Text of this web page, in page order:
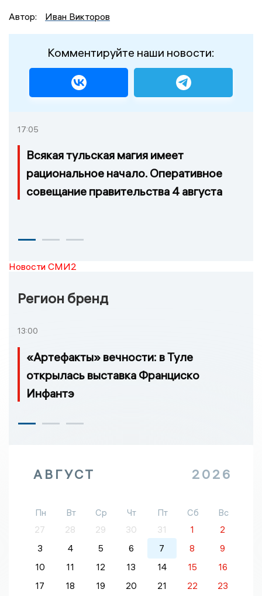
Автор:
Иван Викторов
Комментируйте наши новости:
17:05
Всякая тульская магия имеет
рациональное начало. Оперативное
совещание правительства 4 августа
Новости СМИ2
Регион бренд
13:00
«Артефакты» вечности: в Туле
открылась выставка Франциско
Инфантэ
АВГУСТ 2026
Пн Вт Ср Чт Пт Сб
Вс
27
28 29 30 31 1
2
3
4 5 6 7 8
9
10
11 12 13 14 15
16
17
18 19 20 21 22
23